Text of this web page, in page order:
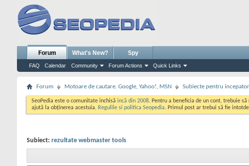
Forum
FAQ Calendar Community Forum Actions Quick Links
What's New? Spy
Forum Motoare de cautare. Google, Yahoo!, MSN Subiecte pentru
SeoPedia este o comunitate inchisă incă din 2008. Pentru a beneficia de un cont, trebuie
ajută la obținerea acestuia. Regulile si politica Seopedia. Primul post ar trebui să fie
Subiect: rezultate webmaster tools